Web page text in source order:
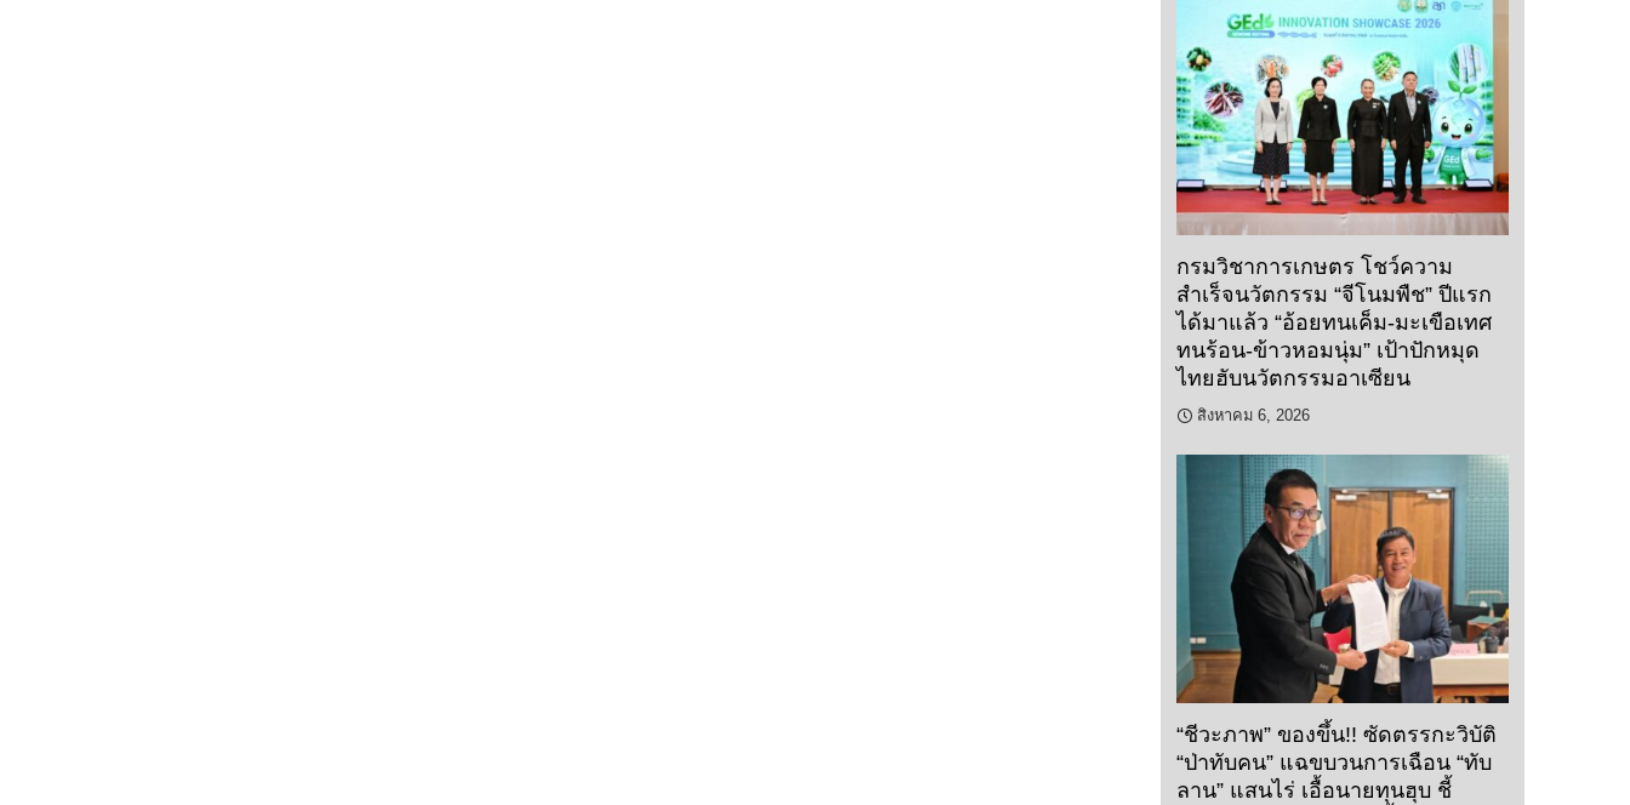
กรมวิชาการเกษตร โชว์ความ
สำเร็จนวัตกรรม “จีโนมพืช” ปีแรก
ได้มาแล้ว “อ้อยทนเค็ม-มะเขือเทศ
ทนร้อน-ข้าวหอมนุ่ม” เป้าปักหมุด
ไทยฮับนวัตกรรมอาเซียน
สิงหาคม 6, 2026
“ชีวะภาพ” ของขึ้น!! ซัดตรรกะวิบัติ
“ป่าทับคน” แฉขบวนการเฉือน “ทับ
ลาน” แสนไร่ เอื้อนายทุนฮุบ ชี้